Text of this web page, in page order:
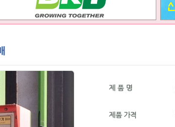
제 품 명
제품 가격